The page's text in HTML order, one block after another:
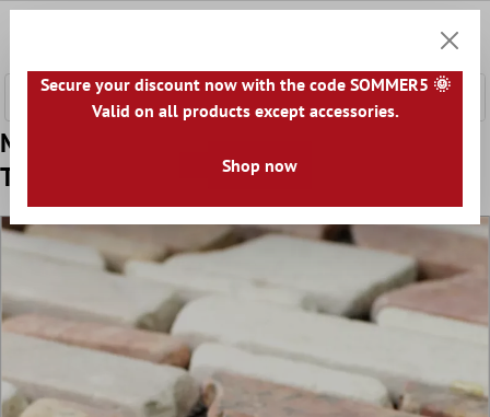
Minta tól től Mozaik Csempe Üveggolyó
Természetes Kő Brick Biancone Rosso
Secure your discount now with the code SOMMER5 🌞
Valid on all products except accessories.
Shop now